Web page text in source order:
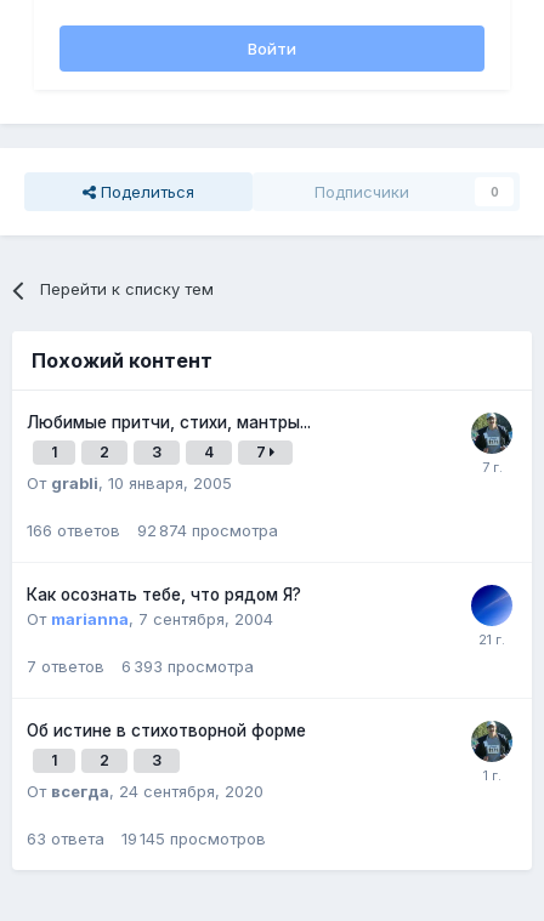
Войти
Поделиться Подписчики 0
Перейти к списку тем
Похожий контент
Любимые притчи, стихи, мантры...
1 2 3 4 7
От grabli, 10 января, 2005
166 ответов 92 874 просмотра
Как осознать тебе, что рядом Я?
От marianna, 7 сентября, 2004
7 ответов 6 393 просмотра
Об истине в стихотворной форме
1 2 3
От всегда, 24 сентября, 2020
63 ответа 19 145 просмотров